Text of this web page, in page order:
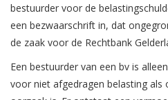
bestuurder voor de
een bezwaarschrift in, dat
de zaak voor de Rechtbank
Een bestuurder van een bv is
voor niet afgedragen belasting als